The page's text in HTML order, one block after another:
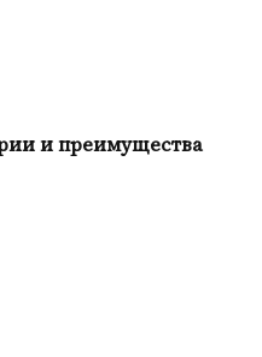
и преимущества